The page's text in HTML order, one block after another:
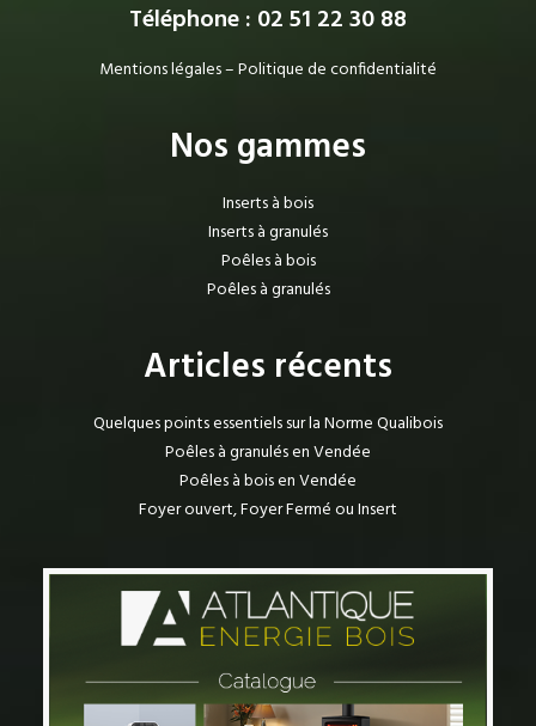
Téléphone : 02 51 22 30 88
Mentions légales–Politique de confidentialité
Nos gammes
Inserts à bois
Inserts à granulés
Poêles à bois
Poêles à granulés
Articles récents
Quelques points essentiels sur la Norme Qualibois
Poêles à granulés en Vendée
Poêles à bois en Vendée
Foyer ouvert, Foyer Fermé ou Insert